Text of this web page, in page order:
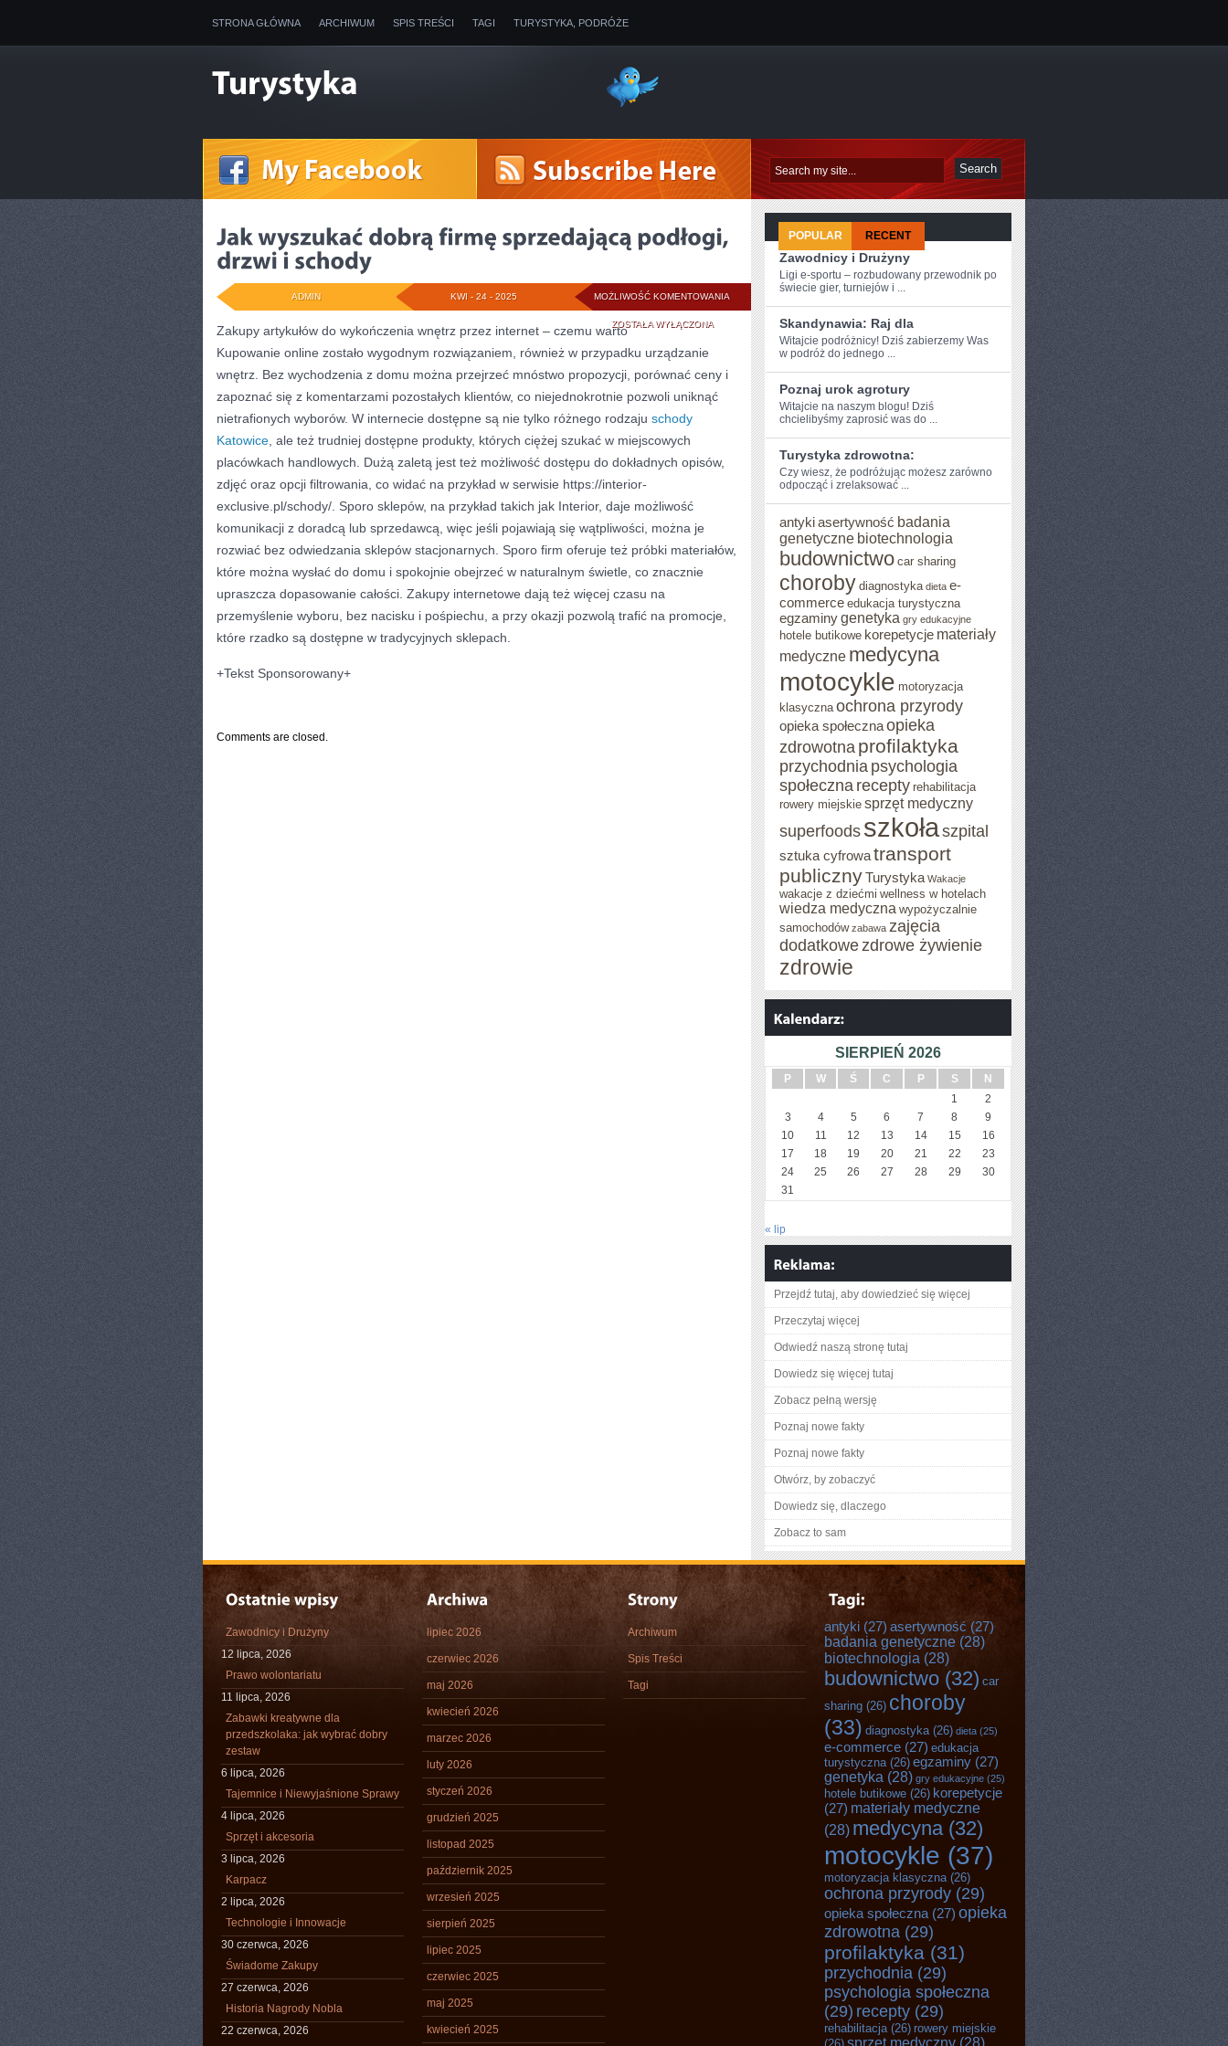
STRONA GŁÓWNA ARCHIWUM SPIS TREŚCI TAGI TURYSTYKA, PODRÓŻE
MOŻLIWOŚĆ KOMENTOWANIA
WYSZUKAĆ
DOBRĄ
FIRMĘ
SPRZEDAJĄCĄ
PODŁOGI,
DRZWI
SCHODY
ZOSTAŁA WYŁĄCZONA
KWI - 24 - 2025
ADMIN
Zakupy artykułów do wykończenia wnętrz przez internet – czemu warto
Kupowanie online zostało wygodnym rozwiązaniem, również w przypadku urządzanie
wnętrz. Bez wychodzenia z domu można przejrzeć mnóstwo propozycji, porównać ceny i
zapoznać się z komentarzami pozostałych klientów, co niejednokrotnie pozwoli uniknąć
nietrafionych wyborów. W internecie dostępne są nie tylko różnego rodzaju schody
Katowice , ale też trudniej dostępne produkty, których ciężej szukać w miejscowych
placówkach handlowych. Dużą zaletą jest też możliwość dostępu do dokładnych opisów,
zdjęć oraz opcji filtrowania, co widać na przykład w serwisie https://interior-
exclusive.pl/schody/. Sporo sklepów, na przykład takich jak Interior, daje możliwość
komunikacji z doradcą lub sprzedawcą, więc jeśli pojawiają się wątpliwości, można je
rozwiać bez odwiedzania sklepów stacjonarnych. Sporo firm oferuje też próbki materiałów,
które można wysłać do domu i spokojnie obejrzeć w naturalnym świetle, co znacznie
upraszcza dopasowanie całości. Zakupy internetowe dają też więcej czasu na
przemyślenie wyboru, bez nacisku i pośpiechu, a przy okazji pozwolą trafić na promocje,
które rzadko są dostępne w tradycyjnych sklepach.
+Tekst Sponsorowany+
Comments are closed.
POPULAR RECENT
Zawodnicy i Drużyny
Ligi e-sportu – rozbudowany przewodnik po
świecie gier, turniejów i ...
Skandynawia: Raj dla
Witajcie podróżnicy!​ Dziś zabierzemy Was
w podróż do ‍jednego ...
Poznaj urok agrotury
Witajcie na naszym blogu! Dziś
chcielibyśmy zaprosić was do ...
Turystyka zdrowotna:
Czy wiesz, że podróżując ​możesz ⁤zarówno
odpocząć⁤ i‌ zrelaksować ...
antykiasertywność badania
genetyczne biotechnologia
budownictwo car sharing
choroby diagnostyka dieta e-
commerce edukacja turystyczna
egzaminygenetyka gry edukacyjne
hotele butikowe korepetycje materiały
medyczne medycyna
motocykle motoryzacja
klasyczna ochrona przyrody
opieka społecznaopieka
zdrowotna profilaktyka
przychodnia psychologia
społeczna recepty rehabilitacja
rowery miejskie sprzęt medyczny
superfoods szkołaszpital
sztuka cyfrowatransport
publicznyTurystyka Wakacje
wakacje z dziećmi wellness w hotelach
wiedza medyczna wypożyczalnie
samochodów zabawa zajęcia
dodatkowezdrowe żywienie
zdrowie
SIERPIEŃ 2026
P W Ś C P S
N
1
2
3
4 5 6 7 8
9
10
11 12 13 14 15
16
17
18 19 20 21 22
23
24
25 26 27 28 29
30
31
« lip
Przejdź tutaj, aby dowiedzieć się więcej
Przeczytaj więcej
Odwiedź naszą stronę tutaj
Dowiedz się więcej tutaj
Zobacz pełną wersję
Poznaj nowe fakty
Poznaj nowe fakty
Otwórz, by zobaczyć
Dowiedz się, dlaczego
Zobacz to sam
Zawodnicy i Drużyny
12 lipca, 2026
Prawo wolontariatu
11 lipca, 2026
Zabawki kreatywne dla
przedszkolaka: jak wybrać dobry
zestaw
6 lipca, 2026
Tajemnice i Niewyjaśnione Sprawy
4 lipca, 2026
Sprzęt i akcesoria
3 lipca, 2026
Karpacz
2 lipca, 2026
Technologie i Innowacje
30 czerwca, 2026
Świadome Zakupy
27 czerwca, 2026
Historia Nagrody Nobla
22 czerwca, 2026
lipiec 2026
czerwiec 2026
maj 2026
kwiecień 2026
marzec 2026
luty 2026
styczeń 2026
grudzień 2025
listopad 2025
październik 2025
wrzesień 2025
sierpień 2025
lipiec 2025
czerwiec 2025
maj 2025
kwiecień 2025
Archiwum
Spis Treści
Tagi
antyki (27) asertywność (27)
badania genetyczne (28)
biotechnologia (28)
budownictwo (32) car
sharing (26) choroby
(33) diagnostyka(26) dieta (25)
e-commerce (27) edukacja
turystyczna(26) egzaminy (27)
genetyka (28) gry edukacyjne (25)
hotele butikowe (26) korepetycje
(27) materiały medyczne
(28) medycyna(32)
motocykle (37)
motoryzacja klasyczna(26)
ochrona przyrody (29)
opieka społeczna (27) opieka
zdrowotna (29)
profilaktyka (31)
przychodnia (29)
psychologia społeczna
(29) recepty (29)
rehabilitacja(26) rowery miejskie
sprzęt medyczny (28)